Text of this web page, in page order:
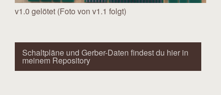
v1.0 gelötet (Foto von v1.1 folgt)
Schaltpläne und Gerber-Daten findest du hier in
meinem Repository